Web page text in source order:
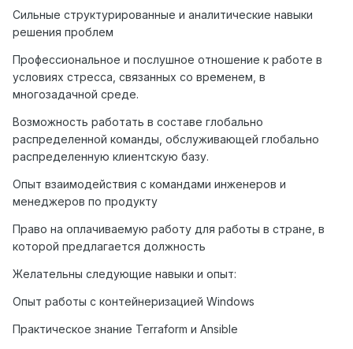
Сильные структурированные и аналитические навыки
решения проблем
Профессиональное и послушное отношение к работе в
условиях стресса, связанных со временем, в
многозадачной среде.
Возможность работать в составе глобально
распределенной команды, обслуживающей глобально
распределенную клиентскую базу.
Опыт взаимодействия с командами инженеров и
менеджеров по продукту
Право на оплачиваемую работу для работы в стране, в
которой предлагается должность
Желательны следующие навыки и опыт:
Опыт работы с контейнеризацией Windows
Практическое знание Terraform и Ansible